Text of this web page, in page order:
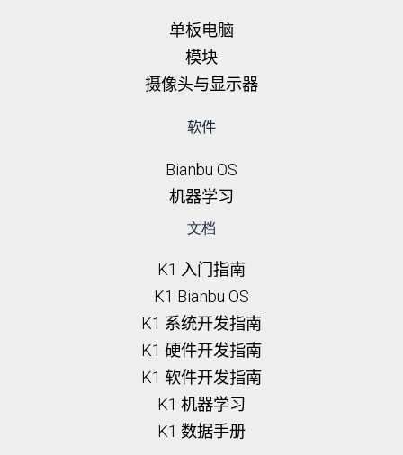
单板电脑
模块
摄像头与显示器
软件
Bianbu OS
机器学习
文档
K1 入门指南
K1 Bianbu OS
K1 系统开发指南
K1 硬件开发指南
K1 软件开发指南
K1 机器学习
K1 数据手册